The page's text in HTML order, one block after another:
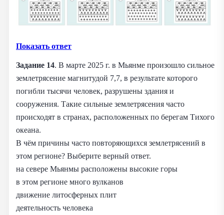
Показать ответ
Задание 14. В марте 2025 г. в Мьянме произошло сильное
землетрясение магнитудой 7,7, в результате которого
погибли тысячи человек, разрушены здания и
сооружения. Такие сильные землетрясения часто
происходят в странах, расположенных по берегам Тихого
океана.
В чём причины часто повторяющихся землетрясений в
этом регионе? Выберите верный ответ.
на севере Мьянмы расположены высокие горы
в этом регионе много вулканов
движение литосферных плит
деятельность человека